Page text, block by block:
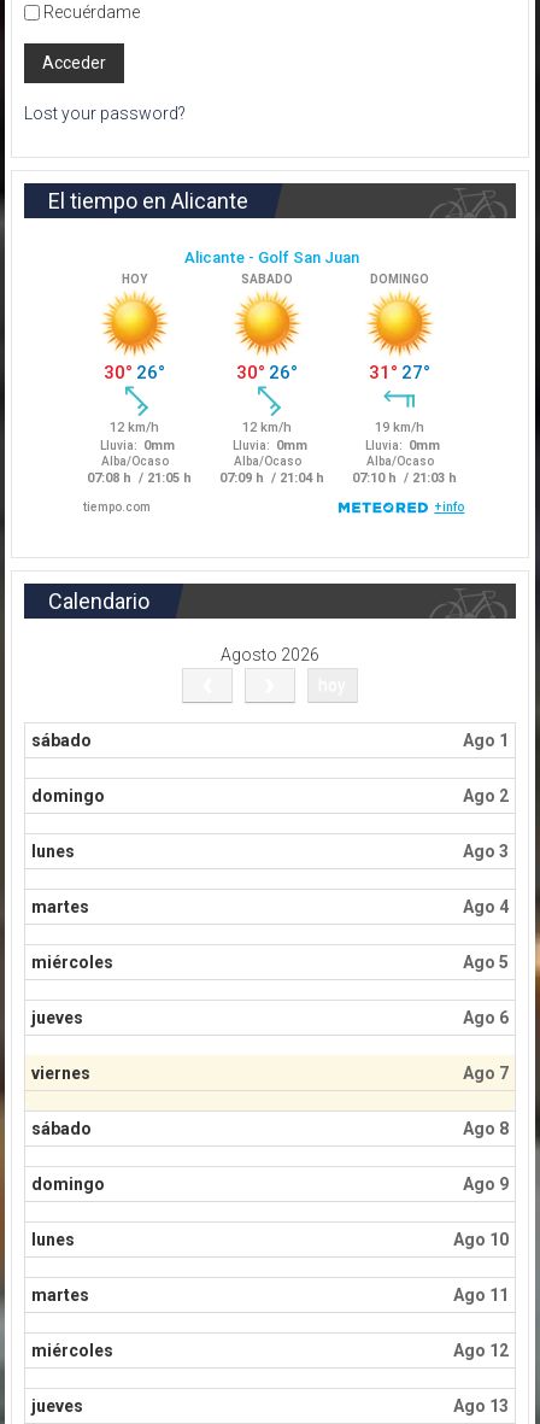
Recuérdame
Lost your password?
El tiempo en Alicante
Calendario
Agosto 2026
sábado Ago 1
domingo Ago 2
lunes Ago 3
martes Ago 4
miércoles Ago 5
jueves Ago 6
viernes Ago 7
sábado Ago 8
domingo Ago 9
lunes Ago 10
martes Ago 11
miércoles Ago 12
jueves Ago 13